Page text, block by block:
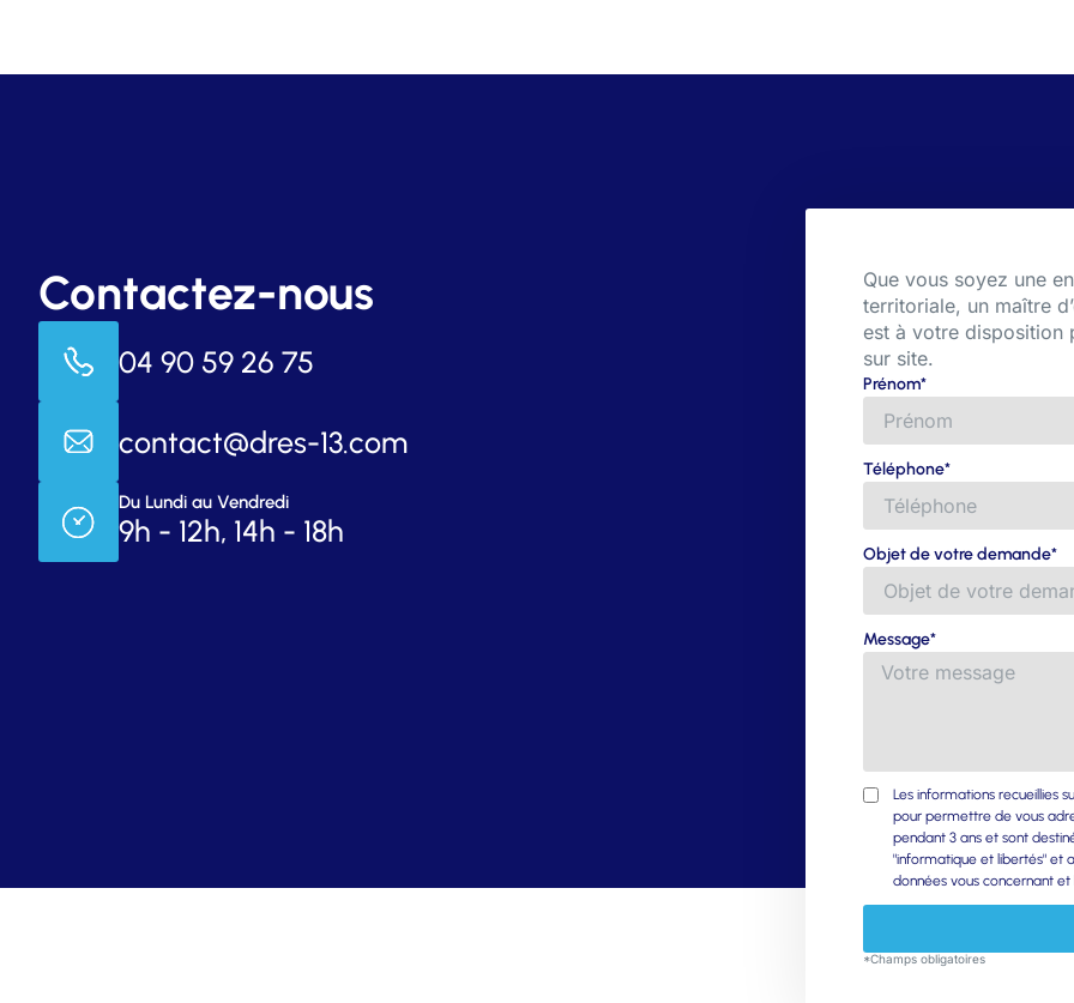
Contactez-nous
04 90 59 26 75
contact@dres-13.com
Du Lundi au Vendredi
9h - 12h, 14h - 18h
Que vous soyez une
territoriale, un maître
est à votre disposition
sur site.
Prénom*
Téléphone*
Objet de votre demande*
Message*
Les informations recueillies
pour permettre de vous
pendant 3 ans et sont
"informatique et libertés" et
données vous concernant
*Champs obligatoires